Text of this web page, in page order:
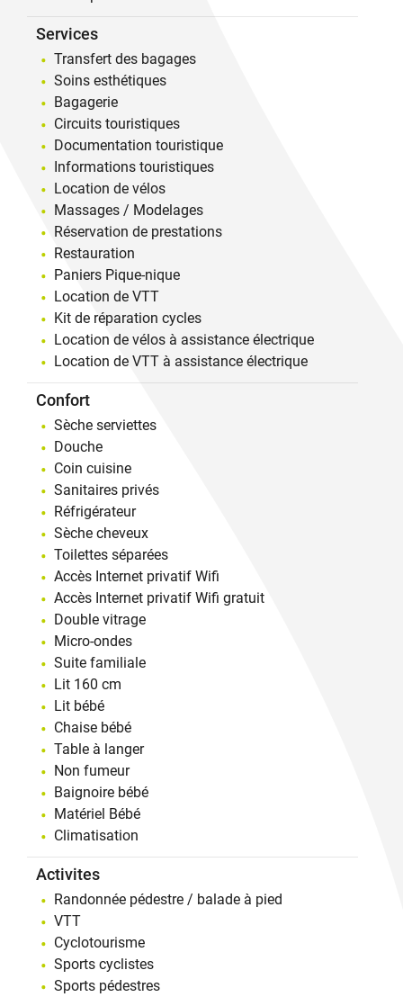
Services
Transfert des bagages
Soins esthétiques
Bagagerie
Circuits touristiques
Documentation touristique
Informations touristiques
Location de vélos
Massages / Modelages
Réservation de prestations
Restauration
Paniers Pique-nique
Location de VTT
Kit de réparation cycles
Location de vélos à assistance électrique
Location de VTT à assistance électrique
Confort
Sèche serviettes
Douche
Coin cuisine
Sanitaires privés
Réfrigérateur
Sèche cheveux
Toilettes séparées
Accès Internet privatif Wifi
Accès Internet privatif Wifi gratuit
Double vitrage
Micro-ondes
Suite familiale
Lit 160 cm
Lit bébé
Chaise bébé
Table à langer
Non fumeur
Baignoire bébé
Matériel Bébé
Climatisation
Activites
Randonnée pédestre / balade à pied
VTT
Cyclotourisme
Sports cyclistes
Sports pédestres